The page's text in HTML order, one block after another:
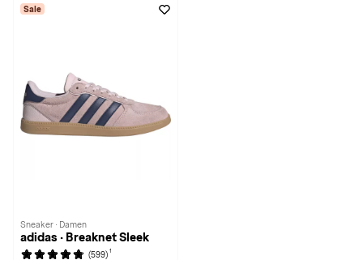
Sale
Sneaker · Damen
adidas · Breaknet Sleek
(599) 1